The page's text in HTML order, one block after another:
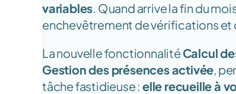
variables. Quand arrive la fin du
enchevêtrement de vérifications et
La nouvelle fonctionnalité Calcul
Gestion des présences activée,
tâche fastidieuse : elle recueille à